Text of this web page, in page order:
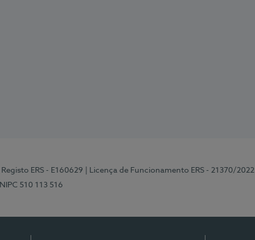
| Registo ERS - E160629 | Licença de Funcionamento ERS - 21370/2022
NIPC 510 113 516